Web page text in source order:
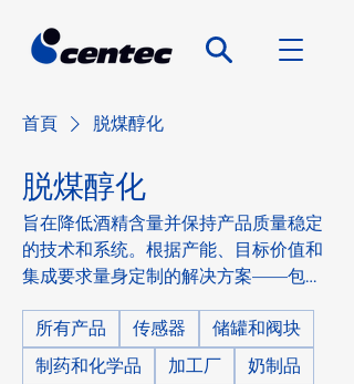
首頁 脱煤醇化
脱煤醇化
旨在降低酒精含量并保持产品质量稳定
的技术和系统。根据产能、目标价值和
集成要求量身定制的解决方案——包括
所有产品
传感器
储罐和阀块
制药和化学品
加工厂
奶制品